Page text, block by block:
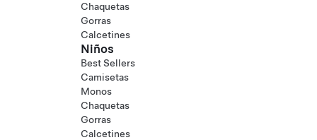
Chaquetas
Gorras
Calcetines
Niños
Best Sellers
Camisetas
Monos
Chaquetas
Gorras
Calcetines